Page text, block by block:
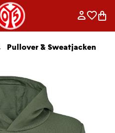
Pullover & Sweatjacken